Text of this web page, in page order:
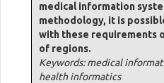
medical information
methodology, it is
with these requirements
of regions.
Keywords: medical
health informatics